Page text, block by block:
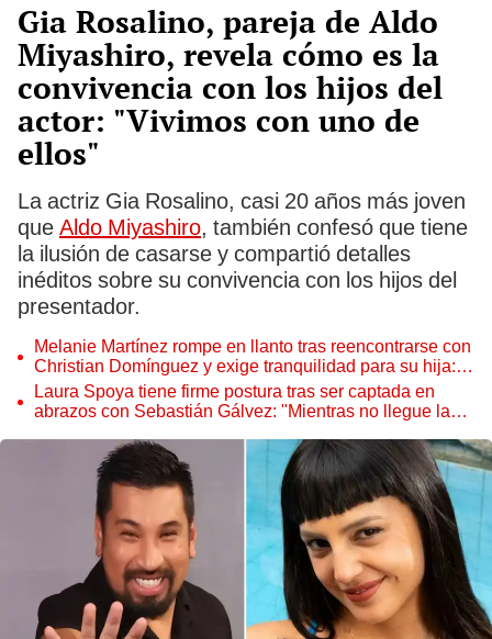
Gia Rosalino, pareja de Aldo
Miyashiro, revela cómo es la
convivencia con los hijos del
actor: "Vivimos con uno de
ellos"
La actriz Gia Rosalino, casi 20 años más joven
que Aldo Miyashiro, también confesó que tiene
la ilusión de casarse y compartió detalles
inéditos sobre su convivencia con los hijos del
presentador.
Melanie Martínez rompe en llanto tras reencontrarse con
Christian Domínguez y exige tranquilidad para su hija:
"No la sigan lastimando"
Laura Spoya tiene firme postura tras ser captada en
abrazos con Sebastián Gálvez: "Mientras no llegue la